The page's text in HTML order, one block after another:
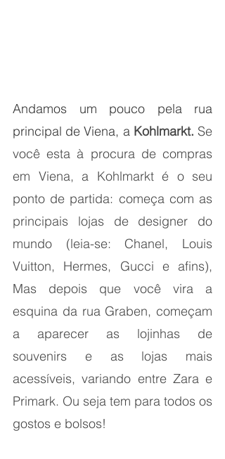
Andamos um pouco pela rua
principal de Viena, a Kohlmarkt. Se
você esta à procura de compras
em Viena, a Kohlmarkt é o seu
ponto de partida: começa com as
principais lojas de designer do
mundo (leia-se: Chanel, Louis
Vuitton, Hermes, Gucci e afins),
Mas depois que você vira a
esquina da rua Graben, começam
a aparecer as lojinhas de
souvenirs e as lojas mais
acessíveis, variando entre Zara e
Primark. Ou seja tem para todos os
gostos e bolsos!